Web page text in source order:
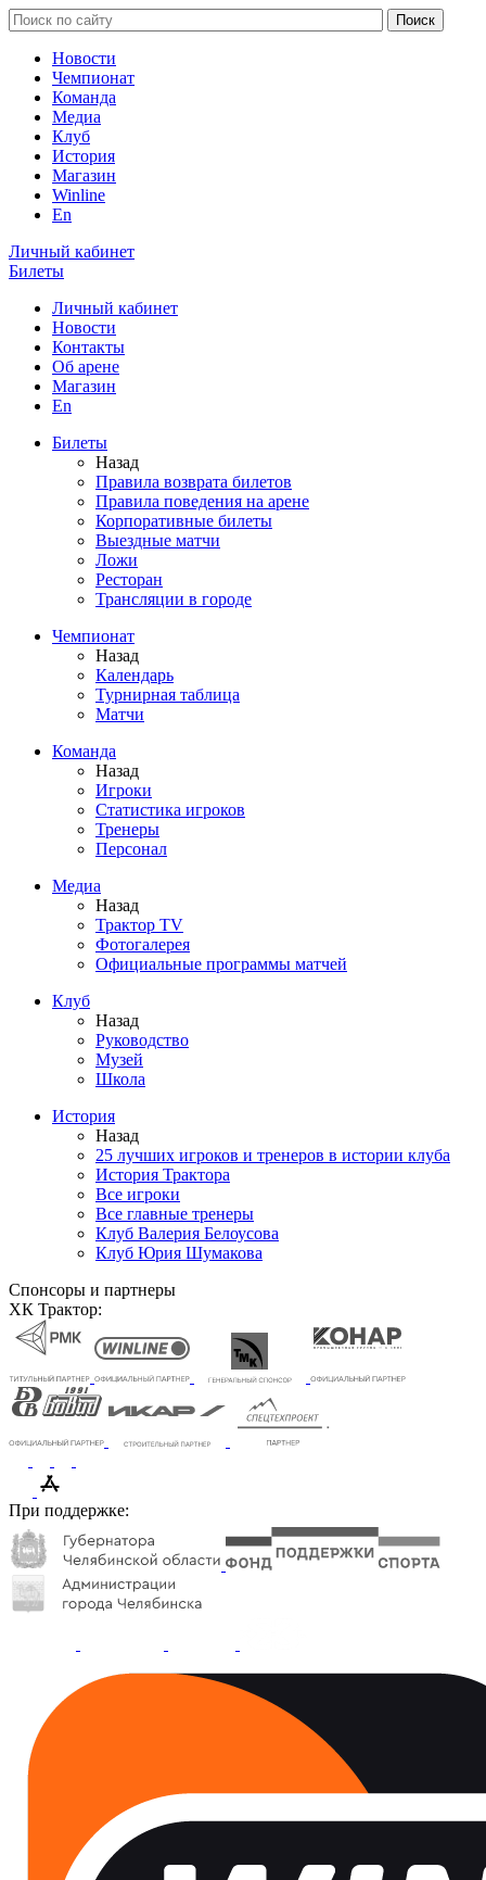
Новости
Чемпионат
Команда
Медиа
Клуб
История
Магазин
Winline
En
Личный кабинет
Билеты
Личный кабинет
Новости
Контакты
Об арене
Магазин
En
Билеты
Назад
Правила возврата билетов
Правила поведения на арене
Корпоративные билеты
Выездные матчи
Ложи
Ресторан
Трансляции в городе
Чемпионат
Назад
Календарь
Турнирная таблица
Матчи
Команда
Назад
Игроки
Статистика игроков
Тренеры
Персонал
Медиа
Назад
Трактор TV
Фотогалерея
Официальные программы матчей
Клуб
Назад
Руководство
Музей
Школа
История
Назад
25 лучших игроков и тренеров в истории клуба
История Трактора
Все игроки
Все главные тренеры
Клуб Валерия Белоусова
Клуб Юрия Шумакова
Спонсоры и партнеры
ХК Трактор:
При поддержке: